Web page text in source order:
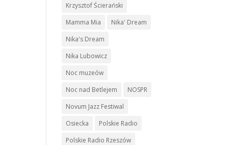
Krzysztof Ścierański
Mamma Mia
Nika' Dream
Nika's Dream
Nika Lubowicz
Noc muzeów
Noc nad Betlejem
NOSPR
Novum Jazz Festiwal
Osiecka
Polskie Radio
Polskie Radio Rzeszów